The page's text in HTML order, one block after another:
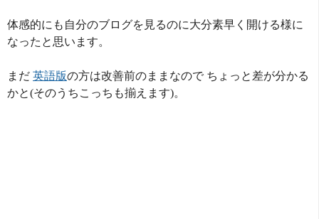
体感的にも自分のブログを見るのに大分素早く開ける様に
なったと思います。
まだ 英語版の方は改善前のままなので ちょっと差が分かる
かと(そのうちこっちも揃えます)。